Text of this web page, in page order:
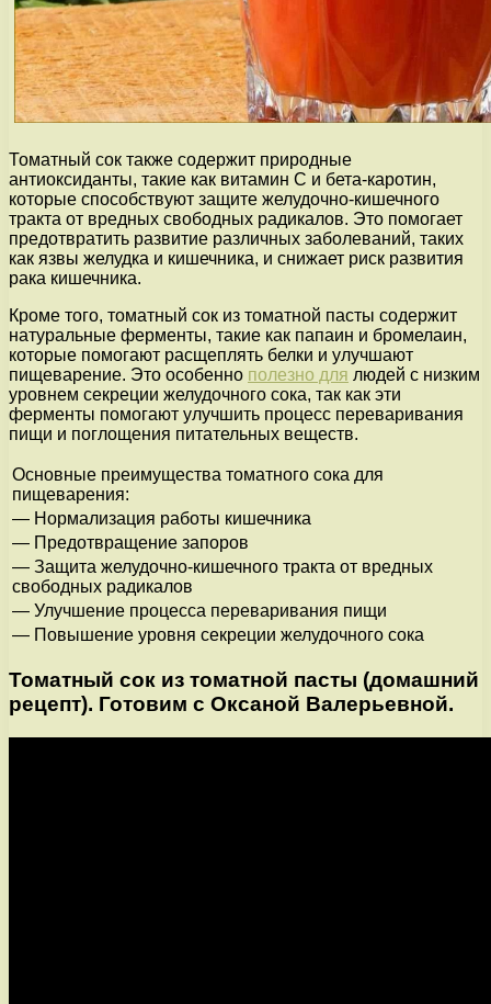
Томатный сок также содержит природные
антиоксиданты, такие как витамин С и бета-каротин,
которые способствуют защите желудочно-кишечного
тракта от вредных свободных радикалов. Это помогает
предотвратить развитие различных заболеваний, таких
как язвы желудка и кишечника, и снижает риск развития
рака кишечника.
Кроме того, томатный сок из томатной пасты содержит
натуральные ферменты, такие как папаин и бромелаин,
которые помогают расщеплять белки и улучшают
пищеварение. Это особенно полезно для людей с низким
уровнем секреции желудочного сока, так как эти
ферменты помогают улучшить процесс переваривания
пищи и поглощения питательных веществ.
Основные преимущества томатного сока для
пищеварения:
— Нормализация работы кишечника
— Предотвращение запоров
— Защита желудочно-кишечного тракта от вредных
свободных радикалов
— Улучшение процесса переваривания пищи
— Повышение уровня секреции желудочного сока
Томатный сок из томатной пасты (домашний
рецепт). Готовим с Оксаной Валерьевной.